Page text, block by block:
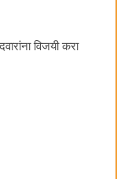
विजयी करा